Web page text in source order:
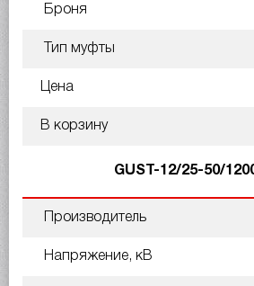
Броня
Тип муфты
Цена
В корзину
GUST-12/25-50/
Производитель
Напряжение, кВ